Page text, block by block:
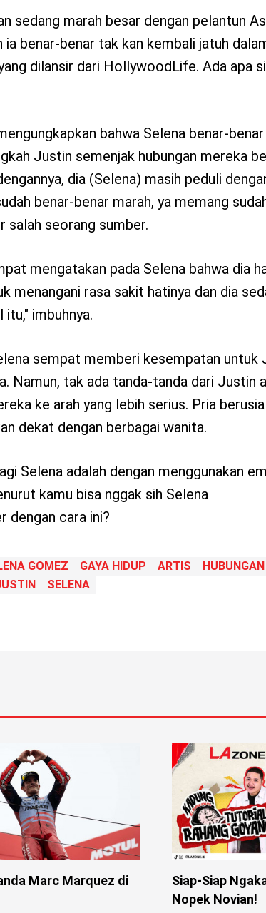
sedang marah besar dengan pelantun
ia benar-benar tak kan kembali jatuh
dilansir dari HollywoodLife. Ada apa
bahwa Selena benar-benar
Justin semenjak hubungan mereka
dia (Selena) masih peduli
benar-benar marah, ya memang
salah seorang sumber.
mengatakan pada Selena bahwa dia
menangani rasa sakit hatinya dan dia
imbuhnya.
sempat memberi kesempatan untuk
Namun, tak ada tanda-tanda dari Justin
ke arah yang lebih serius. Pria
dekat dengan berbagai wanita.
Selena adalah dengan menggunakan
kamu bisa nggak sih Selena
dengan cara ini?
GOMEZ GAYA HIDUP ARTIS
HUBUNGAN
SELENA
Marc Marquez di
Siap-Siap
Nopek Novian!